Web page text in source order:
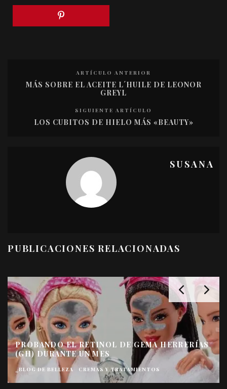
ARTÍCULO ANTERIOR
MÁS SOBRE EL ACEITE L´HUILE DE LEONOR
GREYL
SIGUIENTE ARTÍCULO
LOS CUBITOS DE HIELO MÁS «BEAUTY»
SUSANA
PUBLICACIONES RELACIONADAS
PROBANDO EL RETINOL DE GEMA HERRERÍAS
(GH) DURANTE UN MES
_BLOG DE BELLEZA CREMAS Y TRATAMIENTOS